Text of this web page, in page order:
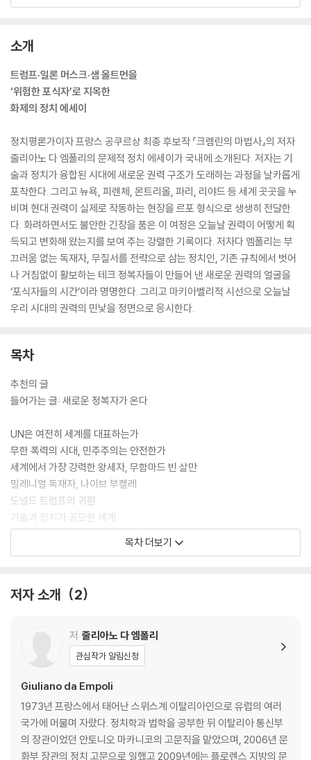
소개
트럼프·일론 머스크·샘 올트먼을
‘위험한 포식자’로 지목한
화제의 정치 에세이
정치평론가이자 프랑스 공쿠르상 최종 후보작 『크렘린의 마법사』의 저자
줄리아노 다 엠폴리의 문제적 정치 에세이가 국내에 소개된다. 저자는 기
술과 정치가 융합된 시대에 새로운 권력 구조가 도래하는 과정을 날카롭게
포착한다. 그리고 뉴욕, 피렌체, 몬트리올, 파리, 리야드 등 세계 곳곳을 누
비며 현대 권력이 실제로 작동하는 현장을 르포 형식으로 생생히 전달한
다. 화려하면서도 불안한 긴장을 품은 이 여정은 오늘날 권력이 어떻게 획
득되고 변화해 왔는지를 보여 주는 강렬한 기록이다. 저자다 엠폴리는 부
끄러움 없는 독재자, 무질서를 전략으로 삼는 정치인, 기존 규칙에서 벗어
나 거침없이 활보하는 테크 정복자들이 만들어 낸 새로운 권력의 얼굴을
‘포식자들의 시간’이라 명명한다. 그리고 마키아벨리적 시선으로 오늘날
우리 시대의 권력의 민낯을 정면으로 응시한다.
목차
추천의 글
들어가는 글: 새로운 정복자가 온다
UN은 여전히 세계를 대표하는가
무한 폭력의 시대, 민주주의는 안전한가
세계에서 가장 강력한 왕세자, 무함마드 빈 살만
밀레니얼 독재자, 나이브 부켈레
도널드 트럼프의 귀환
기술과 정치가 공모한 세계
AI 석학들의 대격돌, 누가 미래를 정의하는가
AI가 예고하는 신세계
목차 더보기
저자 소개 2
저 줄리아노 다 엠폴리
관심작가 알림신청
Giuliano da Empoli
1973년 프랑스에서 태어난 스위스계 이탈리아인으로 유럽의 여러
국가에 머물며 자랐다. 정치학과 법학을 공부한 뒤 이탈리아 통신부
의 장관이었던 안토니오 마카니코의 고문직을 맡았으며, 2006년 문
화부 장관의 정치 고문으로 일했고 2009년에는 플로렌스 지방의 문